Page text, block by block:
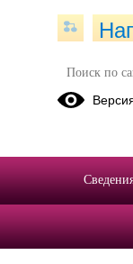
режиме при
обращения
указывали при